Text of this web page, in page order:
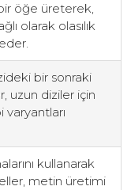
öğe üreterek,
olarak olasılık
bir sonraki
uzun diziler için
varyantları
kullanarak
metin üretimi